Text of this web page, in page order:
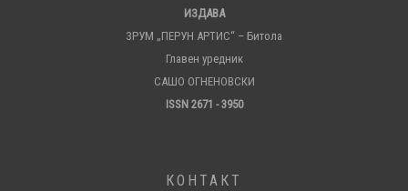
ИЗДАВА
ЗРУМ „ПЕРУН АРТИС“ – Битола
Главен уредник
САШО ОГНЕНОВСКИ
ISSN 2671 - 3950
КОНТАКТ